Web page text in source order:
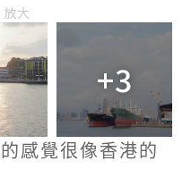
大
+3
感覺很像香港的